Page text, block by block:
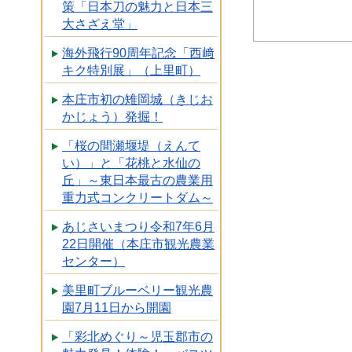
策「日本刀の魅力と日本三
大さざえ堂」
海外飛行90周年記念「西﨑
キク特別展」（上里町）
本庄市初の雉岡城（きじお
かじょう）発掘！
「桜の間瀬堰堤（えんて
い）」と「花桃と水仙の
丘」～東日本最古の農業用
重力式コンクリートダム～
あじさいまつり令和7年6月
22日開催（本庄市観光農業
センター）
美里町ブルーベリー観光農
園7月11日から開園
「彩北めぐり～児玉郡市の